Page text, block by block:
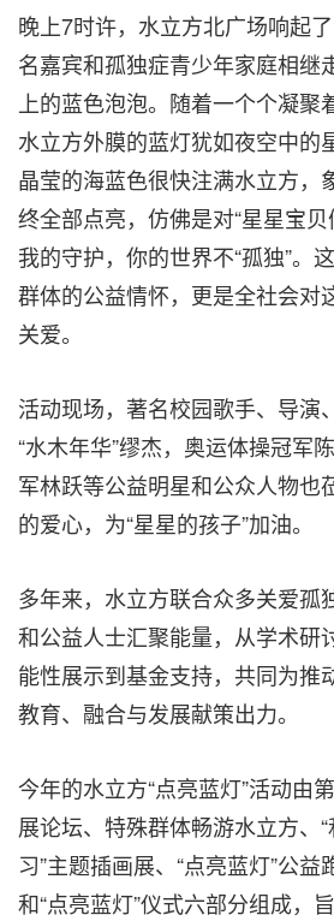
晚上7时许，水立方北广场响起
名嘉宾和孤独症青少年家庭相继
上的蓝色泡泡。随着一个个凝聚
水立方外膜的蓝灯犹如夜空中的
晶莹的海蓝色很快注满水立方，
终全部点亮，仿佛是对“星星宝
我的守护，你的世界不“孤独”。
群体的公益情怀，更是全社会对
关爱。
活动现场，著名校园歌手、导演
“水木年华”缪杰，奥运体操冠军
军林跃等公益明星和公众人物也
的爱心，为“星星的孩子”加油。
多年来，水立方联合众多关爱孤
和公益人士汇聚能量，从学术研
能性展示到基金支持，共同为推
教育、融合与发展献策出力。
今年的水立方“点亮蓝灯”活动由
展论坛、特殊群体畅游水立方、
习”主题插画展、“点亮蓝灯”公益
和“点亮蓝灯”仪式六部分组成，